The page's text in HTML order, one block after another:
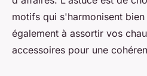
motifs qui s'harmonisent bien
également à assortir vos
accessoires pour une